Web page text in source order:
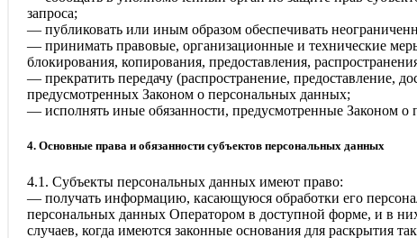
запроса;
— публиковать или иным образом обеспечивать
— принимать правовые, организационные и технические
блокирования, копирования, предоставления,
— прекратить передачу (распространение, предоставление,
предусмотренных Законом о персональных данных;
— исполнять иные обязанности, предусмотренные Законом о
4. Основные права и обязанности субъектов персональных данных
4.1. Субъекты персональных данных имеют право:
— получать информацию, касающуюся обработки его
персональных данных Оператором в доступной форме, и в
случаев, когда имеются законные основания для раскрытия